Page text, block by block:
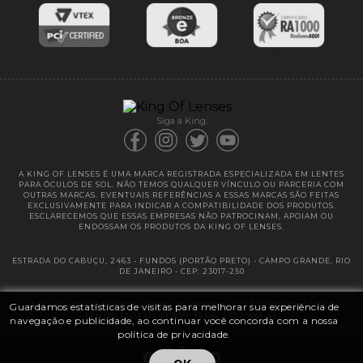
Guardamos estatísticas de visitas para melhorar sua experiência de
navegação e publicidade, ao continuar você concorda com a nossa
política de privacidade.
Entregas
Siga a King:
A KING OF LENSES É UMA MARCA REGISTRADA ESPECIALIZADA EM LENTES
PARA ÓCULOS DE SOL. NÃO TEMOS QUALQUER VÍNCULO OU PARCERIA COM
OUTRAS MARCAS. EVENTUAIS REFERÊNCIAS A ESSAS MARCAS SÃO FEITAS
EXCLUSIVAMENTE PARA INDICAR A COMPATIBILIDADE DOS PRODUTOS.
ESCLARECEMOS QUE ESSAS EMPRESAS NÃO PATROCINAM, APOIAM OU
ENDOSSAM OS PRODUTOS DA KING OF LENSES.
ESTRADA DO CABUÇU, 2463 - FUNDOS (PORTÃO PRETO) - CAMPO GRANDE, RIO
DE JANEIRO - CEP: 23017-250
@ 2025 | KING OF LENSES - KING OF IMPORTAÇÃO E DISTRIBUIÇÃO DE
LENTES LTDA ME | CNPJ: 13.682.533 / 0001-42